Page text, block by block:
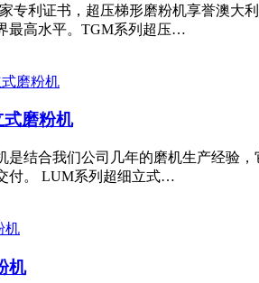
专利证书，超压梯形磨粉机享誉澳大
最高水平。TGM系列超压…
磨粉机
是结合我们公司几年的磨机生产经验
付。 LUM系列超细立式…
机